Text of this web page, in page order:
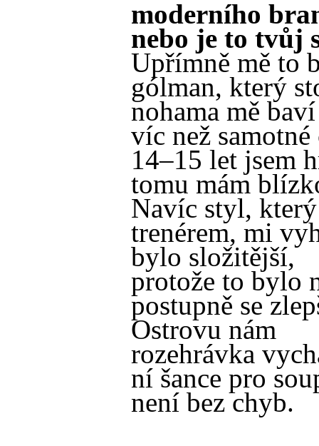
moderního
nebo je to tvůj
Upřímně mě to
gólman, který
nohama mě
víc než
14–15 let jsem
tomu mám
Navíc styl,
trenérem, mi
bylo složitější,
protože to bylo
postupně se
Ostrovu nám
rozehrávka
ní šance pro
není bez chyb.